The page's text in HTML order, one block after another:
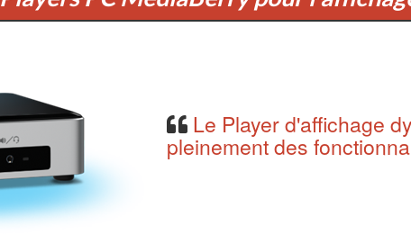
Le Player d'affichage
pleinement des